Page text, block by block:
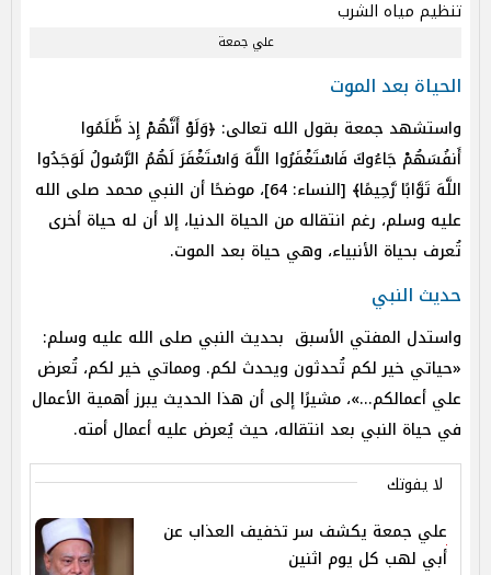
علي جمعة
الحياة بعد الموت
واستشهد جمعة بقول الله تعالى: ﴿وَلَوْ أَنَّهُمْ إِذ ظَّلَمُوا
أَنفُسَهُمْ جَاءُوكَ فَاسْتَغْفَرُوا اللَّهَ وَاسْتَغْفَرَ لَهُمُ الرَّسُولُ لَوَجَدُوا
اللَّهَ تَوَّابًا رَّحِيمًا﴾ [النساء: 64]، موضحًا أن النبي محمد صلى الله
عليه وسلم، رغم انتقاله من الحياة الدنيا، إلا أن له حياة أخرى
تُعرف بحياة الأنبياء، وهي حياة بعد الموت.
حديث النبي
واستدل المفتي الأسبق بحديث النبي صلى الله عليه وسلم:
«حياتي خير لكم تُحدثون ويحدث لكم. ومماتي خير لكم، تُعرض
علي أعمالكم...»، مشيرًا إلى أن هذا الحديث يبرز أهمية الأعمال
في حياة النبي بعد انتقاله، حيث يُعرض عليه أعمال أمته.
لا يفوتك
علي جمعة يكشف سر تخفيف العذاب عن
أبي لهب كل يوم اثنين